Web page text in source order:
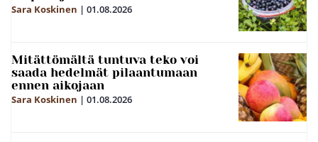
Sara Koskinen | 01.08.2026
Mitättömältä tuntuva teko voi
saada hedelmät pilaantumaan
ennen aikojaan
Sara Koskinen | 01.08.2026